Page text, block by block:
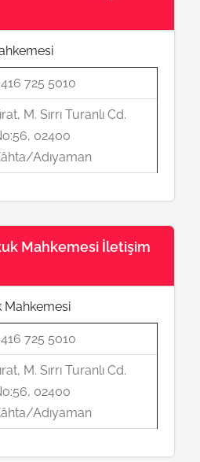
725 5010
M. Sırrı Turanlı Cd.
02400
Adıyaman
Mahkemesi İletişim
Mahkemesi
725 5010
M. Sırrı Turanlı Cd.
02400
Adıyaman